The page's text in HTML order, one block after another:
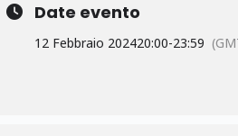
Date evento
12 Febbraio 202420:00-23:59